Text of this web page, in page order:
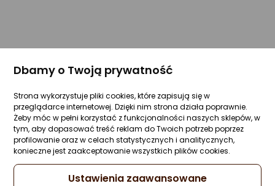
Dbamy o Twoją prywatność
Strona wykorzystuje pliki cookies, które zapisują się w
przeglądarce internetowej. Dzięki nim strona działa poprawnie.
Żeby móc w pełni korzystać z funkcjonalności naszych sklepów, w
tym, aby dopasować treść reklam do Twoich potrzeb poprzez
profilowanie oraz w celach statystycznych i analitycznych,
konieczne jest zaakceptowanie wszystkich plików cookies.
Ustawienia zaawansowane